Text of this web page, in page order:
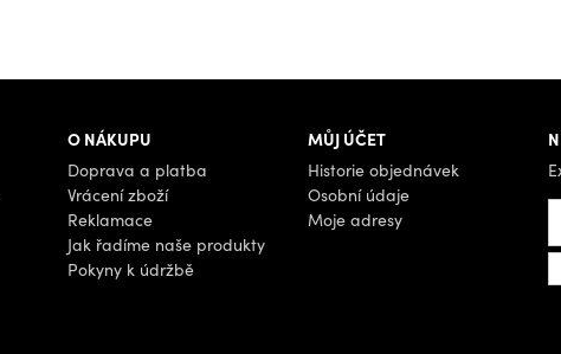
O NÁKUPU
Doprava a platba
Vrácení zboží
Reklamace
Jak řadíme naše produkty
Pokyny k údržbě
MŮJ ÚČET
Historie objednávek
Osobní údaje
Moje adresy